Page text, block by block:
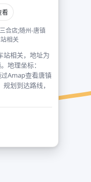
看
合店;随州-唐镇
相关
站相关，地址为
地理坐标：
Amap查看唐镇
划到达路线，